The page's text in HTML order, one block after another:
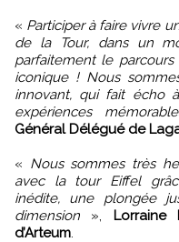
« Participer à faire vivre
de la Tour, dans un
parfaitement le
iconique ! Nous
innovant, qui fait écho
expériences
Général Délégué de
« Nous sommes très
avec la tour Eiffel
inédite, une plongée
dimension », Lorraine
d’Arteum.